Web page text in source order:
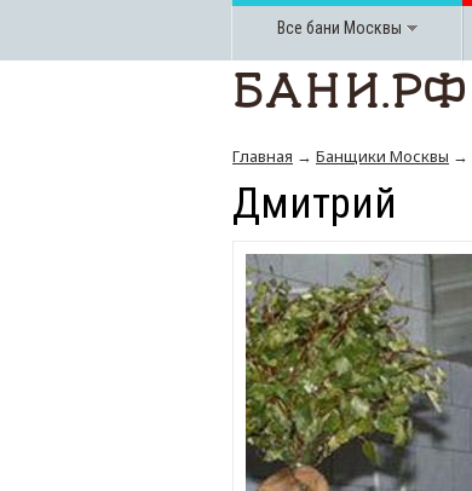
Все бани Москвы
Главная → Банщики Москвы →
Дмитрий